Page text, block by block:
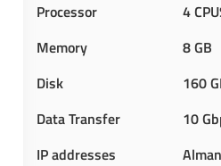
4
8 GB
160
10